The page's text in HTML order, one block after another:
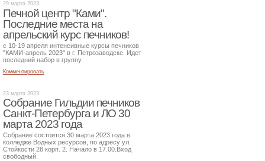
29 марта 2023
Печной центр "Ками".
Последние места на
апрельский курс печников!
с 10-19 апреля интенсивные курсы печников
"КАМИ-апрель 2023" в г. Петрозаводске. Идет
последний набор в группу.
Комментировать
23 марта 2023
Собрание Гильдии печников
Санкт-Петербурга и ЛО 30
марта 2023 года
Собрание состоится 30 марта 2023 года в
колледже Водных ресурсов, по адресу ул.
Стойкости 28 корп. 2. Начало в 17.00.Вход
свободный.